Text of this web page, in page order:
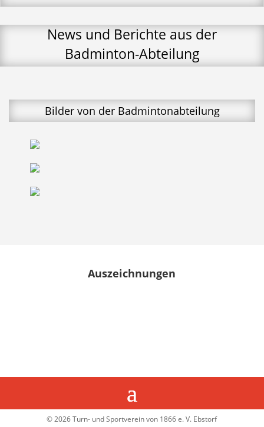
News und Berichte aus der
Badminton-Abteilung
Bilder von der Badmintonabteilung
Auszeichnungen
© 2026 Turn- und Sportverein von 1866 e. V. Ebstorf